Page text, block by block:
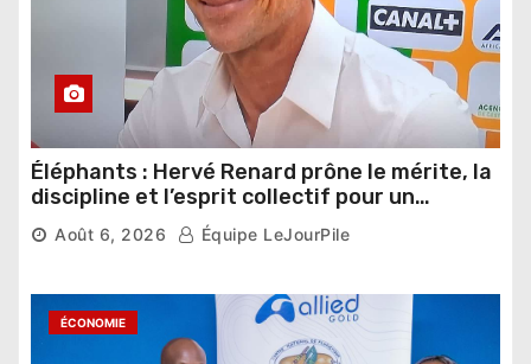
Éléphants : Hervé Renard prône le mérite, la
discipline et l’esprit collectif pour un
nouveau départ
Août 6, 2026 Équipe LeJourPile
ÉCONOMIE